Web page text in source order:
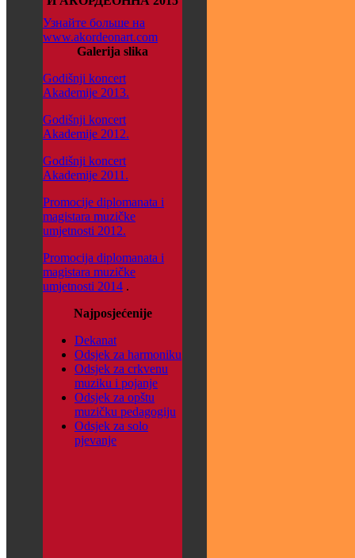
Узнайте больше на
www.akordeonart.com
Galerija slika
Godišnji koncert
Akademije 2013.
Godišnji koncert
Akademije 2012.
Godišnji koncert
Akademije 2011.
Promocije diplomanata i
magistara muzičke
umjetnosti 2012.
Promocija diplomanata i
magistara muzičke
umjetnosti 2014 .
Najposjećenije
Dekanat
Odsjek za harmoniku
Odsjek za crkvenu
muziku i pojanje
Odsjek za opštu
muzičku pedagogiju
Odsjek za solo
pjevanje